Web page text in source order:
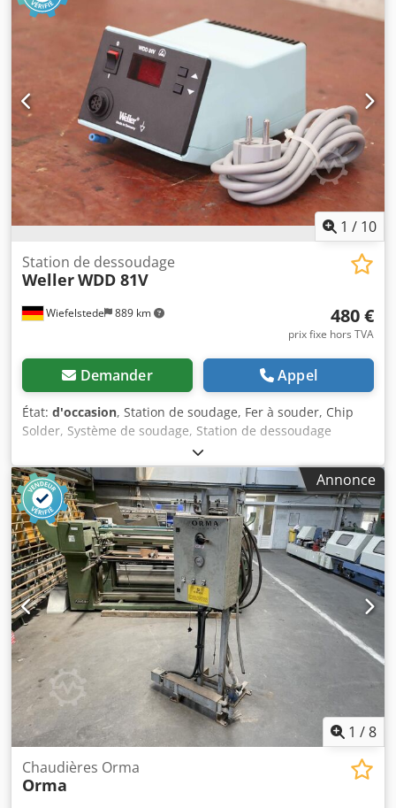
1 / 10
Wiefelstede 889 km
Station de dessoudage
WellerWDD 81V
480 €
prix fixe hors TVA
Demander Appel
État: d'occasion, Station de soudage, Fer à souder, Chip
Solder, Système de soudage, Station de dessoudage
Dsdpjtu Rk Eefx Aptsck -Fabricant : Weller, station de
dessoudage type WDD 81V -Tension : 230/24 V -Pression de
service : 4-6 bar -Dimensions : 190/120/H110 mm -Poids :
2,3 kg
Annonce
1 /8
Chaudières Orma
Orma